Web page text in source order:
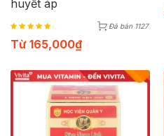
huyết áp
Đã bán 1127
Từ 165,000₫